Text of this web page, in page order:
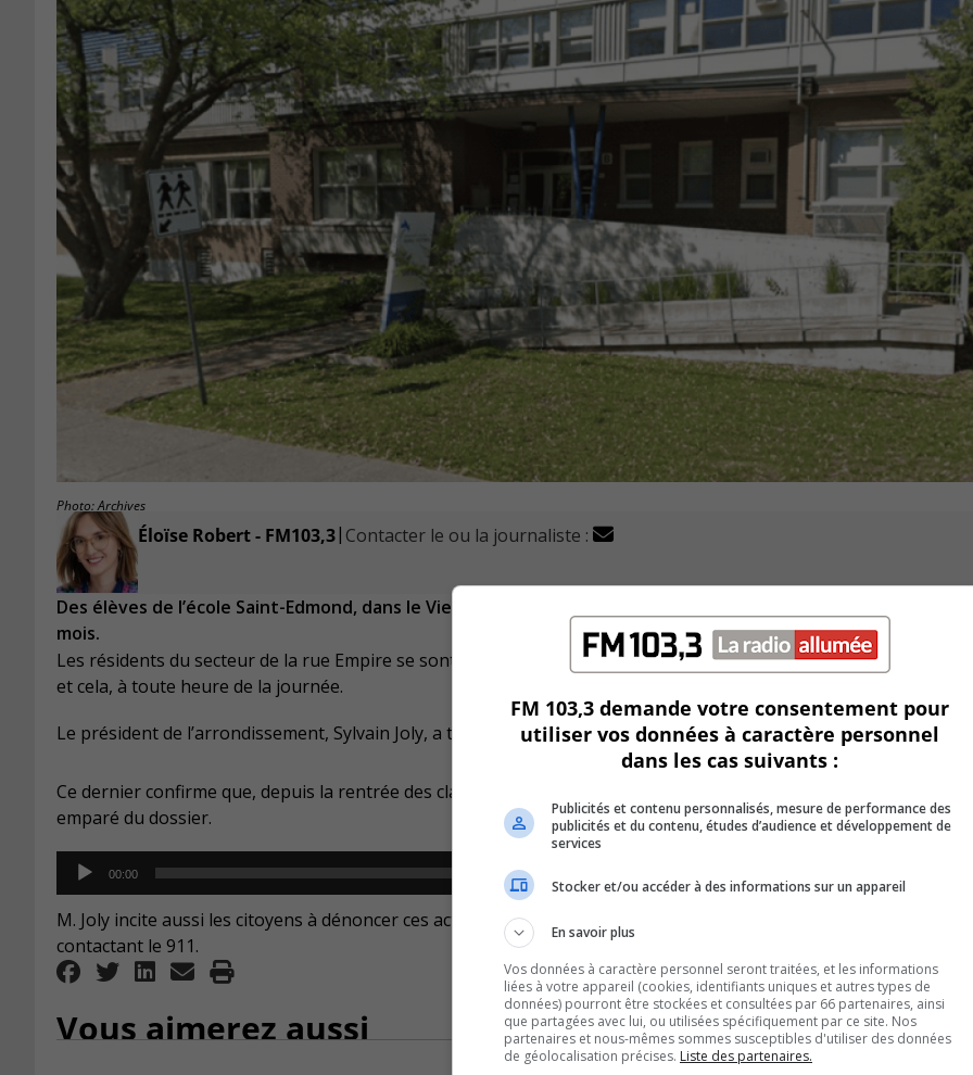
Photo: Archives
Éloïse Robert - FM103,3| Contacter le ou la journaliste :
Des élèves de l’école Saint-Edmond, dans le Vieux-Greenfield Park, dérangeraient le voisinage depuis
mois.
Les résidents du secteur de la rue Empire se sont plaints d’actes d’incivilité, comme des coups de pieds dans les
et cela, à toute heure de la journée.
Le président de l’arrondissement, Sylvain Joly, a tenu lors du dernier conseil, à faire le suivi de cette affaire.
Ce dernier confirme que, depuis la rentrée des classes, le Service de police de l’agglomération de Longueuil s’est
emparé du dossier.
Audio
Player
00:00
M. Joly incite aussi les citoyens à dénoncer ces actes d’incivilité auprès des élus de l’arrondissement ou
contactant le 911.
Vous aimerez aussi
FM 103,3 demande votre consentement pour
utiliser vos données à caractère personnel
dans les cas suivants :
Publicités et contenu personnalisés, mesure de performance des
publicités et du contenu, études d’audience et développement de
services
Stocker et/ou accéder à des informations sur un appareil
En savoir plus
Vos données à caractère personnel seront traitées, et les informations
liées à votre appareil (cookies, identifiants uniques et autres types de
données) pourront être stockées et consultées par 66 partenaires, ainsi
que partagées avec lui, ou utilisées spécifiquement par ce site. Nos
partenaires et nous-mêmes sommes susceptibles d'utiliser des données
de géolocalisation précises. Liste des partenaires.